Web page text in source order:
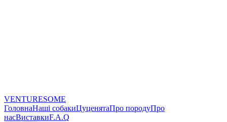
VENTURESOME
ГоловнаНаші собакиЦуценятаПро породуПро
насВиставкиF.A.Q